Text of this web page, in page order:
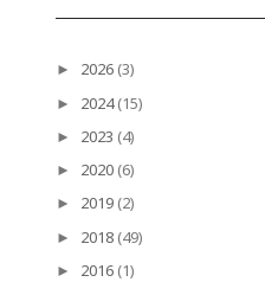
► 2026 (3)
► 2024 (15)
► 2023 (4)
► 2020 (6)
► 2019 (2)
► 2018 (49)
► 2016 (1)